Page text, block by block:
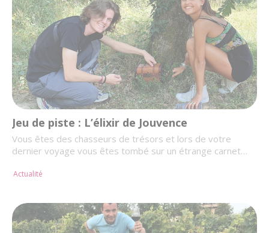
Jeu de piste : L’élixir de Jouvence
Vous êtes des chasseurs de trésors et lors de votre
dernier voyage vous êtes tombé sur un étrange carnet…
Actualité